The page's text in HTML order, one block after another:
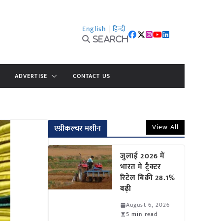
English | हिन्दी
Search
ADVERTISE CONTACT US
एग्रीकल्चर मशीन View All
जुलाई 2026 में
भारत में ट्रैक्टर
रिटेल बिक्री 28.1%
बढ़ी
August 6, 2026
5 min read